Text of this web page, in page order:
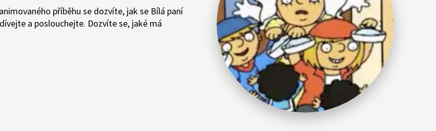
příběhu se dozvíte, jak se Bílá paní
a poslouchejte. Dozvíte se, jaké má